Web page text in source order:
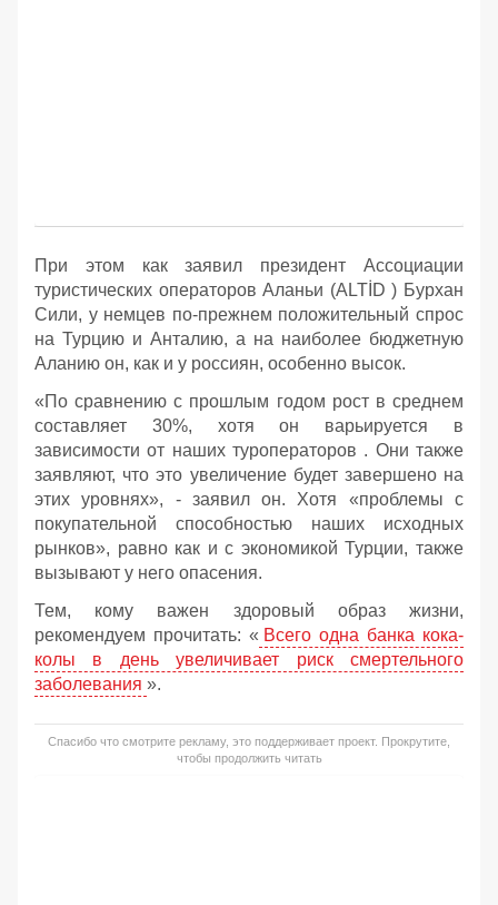
При этом как заявил президент Ассоциации
туристических операторов Аланьи (ALTİD ) Бурхан
Сили, у немцев по-прежнем положительный спрос
на Турцию и Анталию, а на наиболее бюджетную
Аланию он, как и у россиян, особенно высок.
«По сравнению с прошлым годом рост в среднем
составляет 30%, хотя он варьируется в
зависимости от наших туроператоров . Они также
заявляют, что это увеличение будет завершено на
этих уровнях», - заявил он. Хотя «проблемы с
покупательной способностью наших исходных
рынков», равно как и с экономикой Турции, также
вызывают у него опасения.
Тем, кому важен здоровый образ жизни,
рекомендуем прочитать: « Всего одна банка кока-
колы в день увеличивает риск смертельного
заболевания ».
Спасибо что смотрите рекламу, это поддерживает проект. Прокрутите,
чтобы продолжить читать